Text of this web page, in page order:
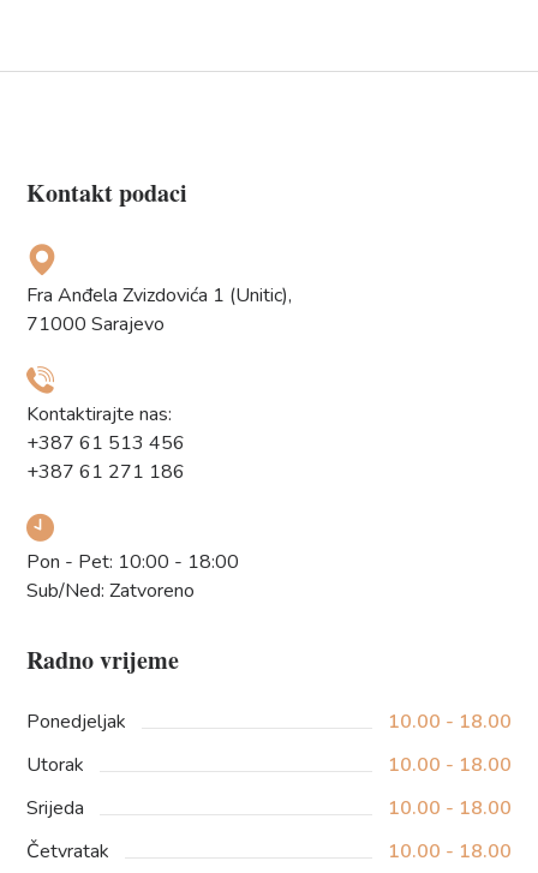
Kontakt podaci
Fra Anđela Zvizdovića 1 (Unitic),
71000 Sarajevo
Kontaktirajte nas:
+387 61 513 456
+387 61 271 186
Pon - Pet: 10:00 - 18:00
Sub/Ned: Zatvoreno
Radno vrijeme
Ponedjeljak
10.00 - 18.00
Utorak
10.00 - 18.00
Srijeda
10.00 - 18.00
Četvratak
10.00 - 18.00